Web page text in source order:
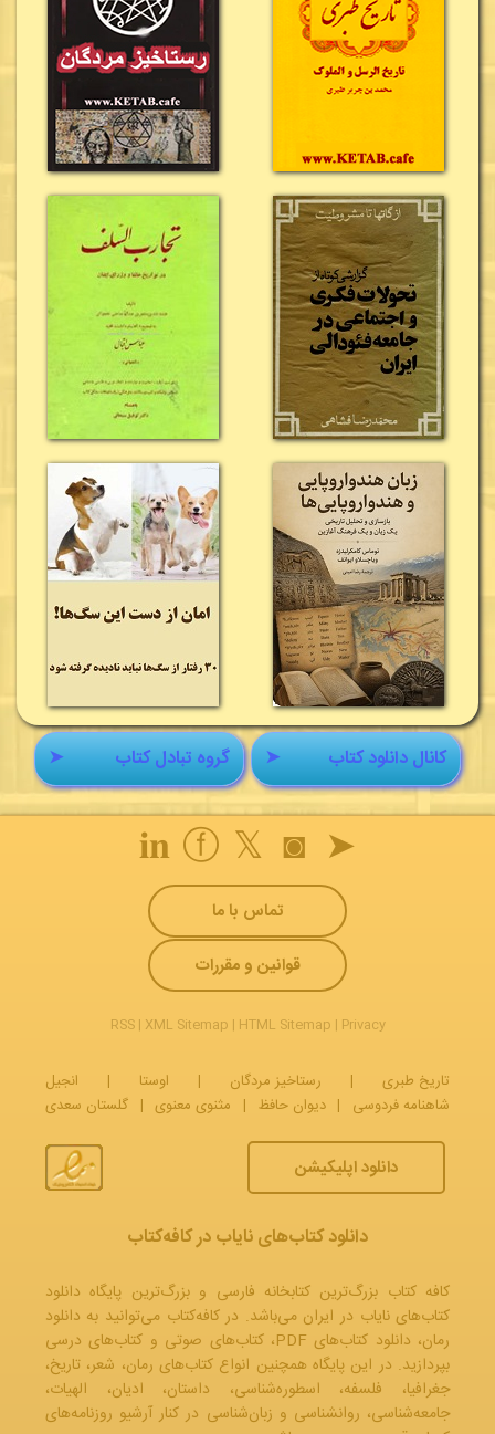
➤ گروه تبادل کتاب ➤ کانال دانلود کتاب
➤
◙
𝕏
ⓕ
𝐢𝐧
تماس با ما
قوانین و مقررات
RSS| XML Sitemap | HTML Sitemap | Privacy
تاریخ طبری | رستاخیز مردگان | اوستا |
انجیل
شاهنامه فردوسی | دیوان حافظ | مثنوی معنوی | گلستان سعدی
دانلود اپلیکیشن
دانلود کتاب‌های نایاب در کافه‌کتاب
کافه کتاب بزرگ‌ترین کتابخانه فارسی و بزرگ‌ترین پایگاه دانلود
کتاب‌های نایاب در ایران می‌باشد. در کافه‌کتاب می‌توانید به دانلود
رمان، دانلود کتاب‌های PDF، کتاب‌های صوتی و کتاب‌های درسی
بپردازید. در این پایگاه همچنین انواع کتاب‌های رمان، شعر، تاریخ،
جغرافیا، فلسفه، اسطوره‌شناسی، داستان، ادیان، الهیات،
جامعه‌شناسی، روانشناسی و زبان‌شناسی در کنار آرشیو روزنامه‌های